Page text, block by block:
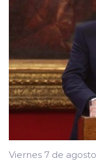
Viernes 7 de